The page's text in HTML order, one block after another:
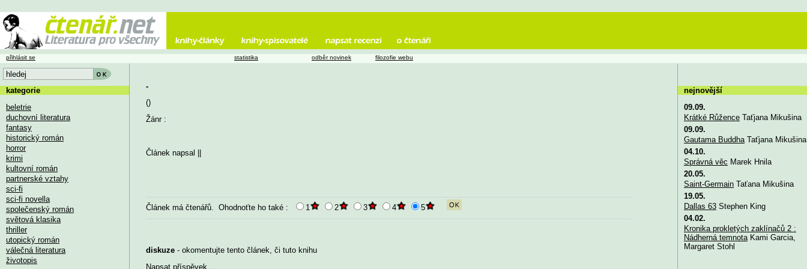
-
()
Žánr :
Článek napsal
Článek máčtenářů. Ohodnoťte ho také : 1 2 3 4 5
diskuze - okomentujte tento článek, či tuto knihu
Napsat příspěvek
přihlásit se statistika odběr novinek filozofie webu
kategorie
beletrie
duchovní literatura
fantasy
historický román
horror
krimi
kultovní román
partnerské vztahy
sci-fi
sci-fi novella
společenský román
světová klasika
thriller
utopický román
válečná literatura
životopis
nejnovější
09.09.
Krátké RůženceTaťjana Mikušina
09.09.
Gautama BuddhaTaťjana Mikušina
04.10.
Správná věc Marek Hnila
20.05.
Saint-GermainTaťana Mikušina
19.05.
Dallas 63Stephen King
04.02.
Kronika prokletých zaklínačů 2 :
Nádherná temnotaKami Garcia,
Margaret Stohl